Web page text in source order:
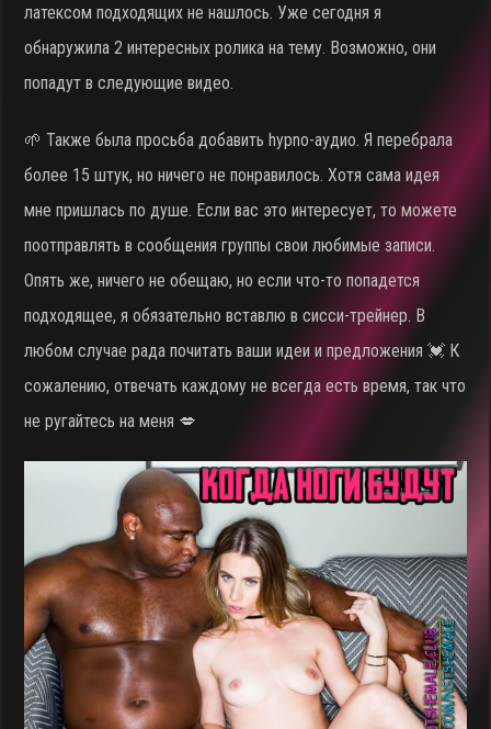
латексом подходящих не нашлось. Уже сегодня я
обнаружила 2 интересных ролика на тему. Возможно, они
попадут в следующие видео.
🌱 Также была просьба добавить hypno-аудио. Я перебрала
более 15 штук, но ничего не понравилось. Хотя сама идея
мне пришлась по душе. Если вас это интересует, то можете
поотправлять в сообщения группы свои любимые записи.
Опять же, ничего не обещаю, но если что-то попадется
подходящее, я обязательно вставлю в сисси-трейнер. В
любом случае рада почитать ваши идеи и предложения 💓 К
сожалению, отвечать каждому не всегда есть время, так что
не ругайтесь на меня 💋